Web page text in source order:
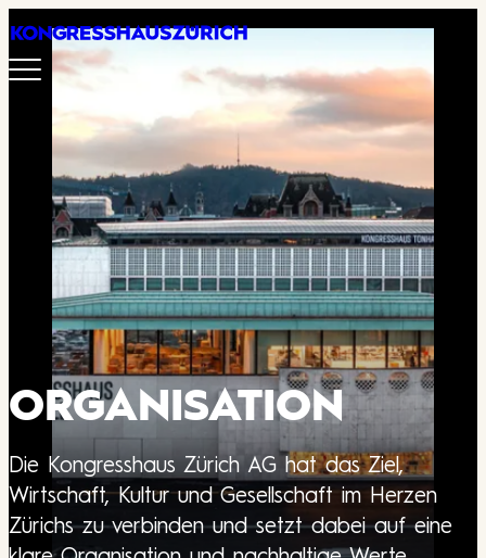
ORGANISATION
Die Kongresshaus Zürich AG hat das Ziel,
Wirtschaft, Kultur und Gesellschaft im Herzen
Zürichs zu verbinden und setzt dabei auf eine
Erleben
Planen
Über
Jobs